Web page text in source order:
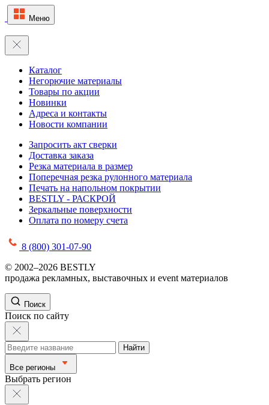
Меню
Каталог
Негорючие материалы
Товары по акции
Новинки
Адреса и контакты
Новости компании
Запросить акт сверки
Доставка заказа
Резка материала в размер
Поперечная резка рулонного материала
Печать на напольном покрытии
BESTLY - РАСКРОЙ
Зеркальные поверхности
Оплата по номеру счета
8 (800) 301-07-90
© 2002–2026 BESTLY
продажа рекламных, выставочных и event материалов
Поиск
Поиск по сайту
Найти
Все регионы
Выбрать регион